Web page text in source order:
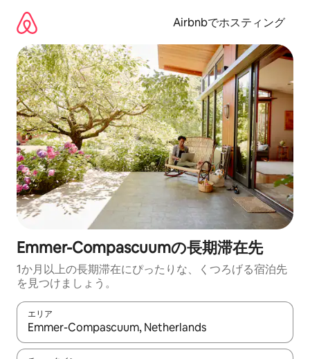
Airbnbでホスティング
Emmer-Compascuumの長期滞在先
1か月以上の長期滞在にぴったりな、くつろげる宿泊先
を見つけましょう。
エリア
検索結果が表示されたら、上下の矢印キーを使って移動するか